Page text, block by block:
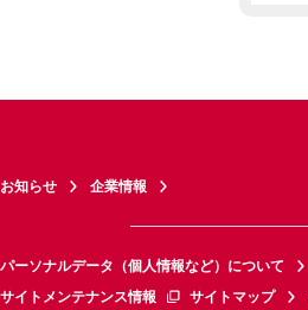
お知らせ 企業情報
パーソナルデータ（個人情報など）について
サイトメンテナンス情報
サイトマップ